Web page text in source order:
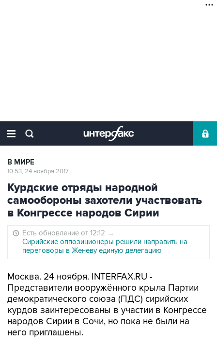
В МИРЕ
10:53, 24 ноября 2017
Курдские отряды народной
самообороны захотели участвовать
в Конгрессе народов Сирии
Есть обновление от 12:12 →
Сирийские оппозиционеры решили направить на
переговоры в Женеву единую делегацию
Москва. 24 ноября. INTERFAX.RU -
Представители вооружённого крыла Партии
демократического союза (ПДС) сирийских
курдов заинтересованы в участии в Конгрессе
народов Сирии в Сочи, но пока не были на
него приглашены.